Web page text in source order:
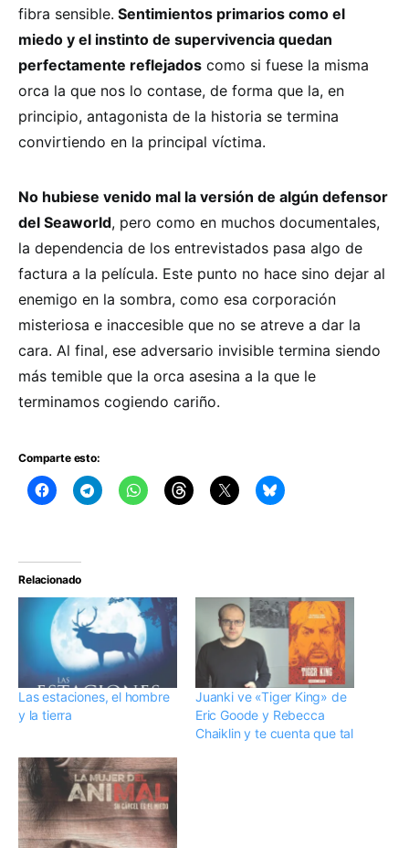
fibra sensible. Sentimientos primarios como el
miedo y el instinto de supervivencia quedan
perfectamente reflejados como si fuese la misma
orca la que nos lo contase, de forma que la, en
principio, antagonista de la historia se termina
convirtiendo en la principal víctima.
No hubiese venido mal la versión de algún defensor
del Seaworld, pero como en muchos documentales,
la dependencia de los entrevistados pasa algo de
factura a la película. Este punto no hace sino dejar al
enemigo en la sombra, como esa corporación
misteriosa e inaccesible que no se atreve a dar la
cara. Al final, ese adversario invisible termina siendo
más temible que la orca asesina a la que le
terminamos cogiendo cariño.
Comparte esto:
Relacionado
Las estaciones, el hombre
y la tierra
Juanki ve «Tiger King» de
Eric Goode y Rebecca
Chaiklin y te cuenta que tal